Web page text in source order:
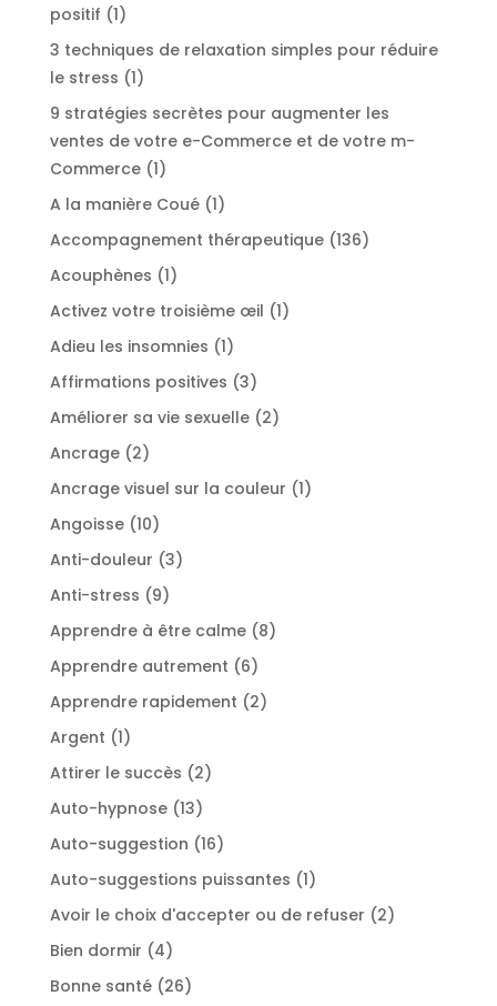
positif 11
produit
3 techniques de relaxation simples pour réduire
le stress 11
produit
9 stratégies secrètes pour augmenter les
ventes de votre e-Commerce et de votre m-
Commerce 11
produit
A la manière Coué 11
produit
Accompagnement thérapeutique 136136
Acouphènes 11
produit
Activez votre troisième œil 11
Adieu les insomnies 11
produit
Affirmations positives 33
produits
Améliorer sa vie sexuelle 22
Ancrage 22
produits
Ancrage visuel sur la couleur 11
Angoisse 1010
produits
Anti-douleur 33
Anti-stress 99
produits
Apprendre à être calme 88
Apprendre autrement 66
produits
Apprendre rapidement 22
Argent 11
produit
Attirer le succès 22
Auto-hypnose 1313
produits
Auto-suggestion 1616
produits
Auto-suggestions puissantes 11
produit
Avoir le choix d'accepter ou de refuser 22
Bien dormir 44
produits
Bonne santé 2626